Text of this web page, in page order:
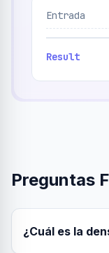
Entrada
Result
Preguntas
¿Cuál es la